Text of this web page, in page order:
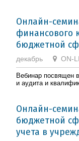
Онлайн-
финансового
бюджетной
декабрь ON-
Вебинар посвящен
и аудита и
Онлайн-
бюджетной
учета в